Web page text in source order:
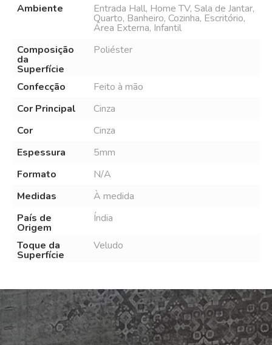
Ambiente Entrada Hall, Home TV, Sala de Jantar,
Quarto, Banheiro, Cozinha, Escritório,
Área Externa, Infantil
Composição
da
Superfície
Poliéster
Confecção
Feito à mão
Cor Principal
Cinza
Cor
Cinza
Espessura
5mm
Formato
N/A
Medidas
À medida
País de
Origem
Índia
Toque da
Superfície
Veludo